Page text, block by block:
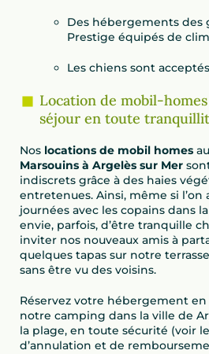
Des hébergements des
Prestige équipés de
Les chiens sont
Location de mobil-
séjour en toute
Nos locations de mobil homes au
Marsouins à Argelès sur Mer
indiscrets grâce à des haies
entretenues. Ainsi, même si l’on
journées avec les copains dans
envie, parfois, d’être tranquille
inviter nos nouveaux amis à
quelques tapas sur notre
sans être vu des voisins.
Réservez votre hébergement
notre camping dans la ville de
la plage, en toute sécurité (voir
d’annulation et de